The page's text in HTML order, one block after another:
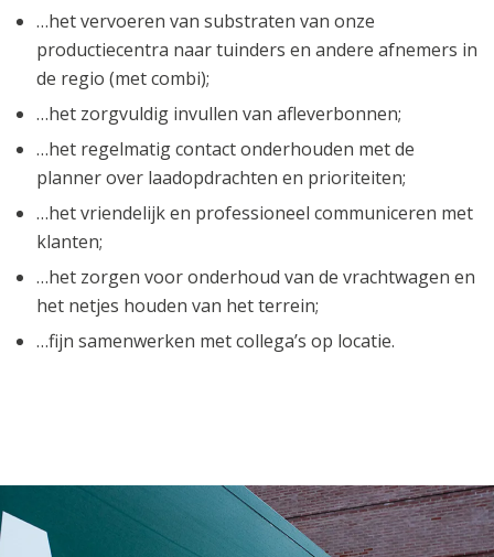
…het vervoeren van substraten van onze
productiecentra naar tuinders en andere afnemers in
de regio (met combi);
…het zorgvuldig invullen van afleverbonnen;
…het regelmatig contact onderhouden met de
planner over laadopdrachten en prioriteiten;
…het vriendelijk en professioneel communiceren met
klanten;
…het zorgen voor onderhoud van de vrachtwagen en
het netjes houden van het terrein;
…fijn samenwerken met collega’s op locatie.